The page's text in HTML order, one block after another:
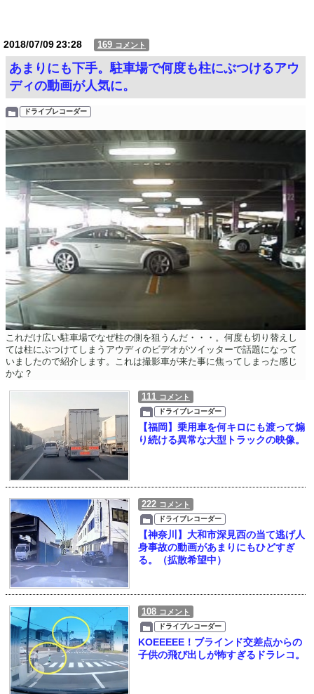
2018/07/0923:28 169 コメント
あまりにも下手。駐車場で何度も柱にぶつけるアウ
ディの動画が人気に。
ドライブレコーダー
これだけ広い駐車場でなぜ柱の側を狙うんだ・・・。何度も切り替えし
ては柱にぶつけてしまうアウディのビデオがツイッターで話題になって
いましたので紹介します。これは撮影車が来た事に焦ってしまった感じ
かな？
111 コメント
ドライブレコーダー
【福岡】乗用車を何キロにも渡って煽
り続ける異常な大型トラックの映像。
222 コメント
ドライブレコーダー
【神奈川】大和市深見西の当て逃げ人
身事故の動画があまりにもひどすぎ
る。（拡散希望中）
108 コメント
ドライブレコーダー
KOEEEEE！ブラインド交差点からの
子供の飛び出しが怖すぎるドラレコ。